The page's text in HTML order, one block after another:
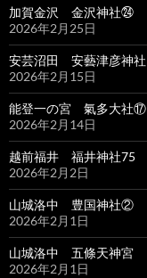
加賀金沢 金沢神社㉔
2026年2月25日
安芸沼田 安藝津彦神社
2026年2月15日
能登一の宮 氣多大社⑰
2026年2月14日
越前福井 福井神社75
2026年2月2日
山城洛中 豊国神社②
2026年2月1日
山城洛中 五條天神宮
2026年2月1日